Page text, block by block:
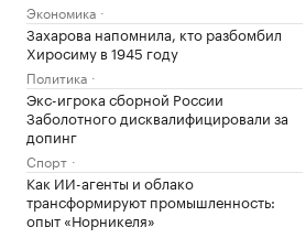
Экономика
Захарова напомнила, кто разбомбил
Хиросиму в 1945 году
Политика
Экс-игрока сборной России
Заболотного дисквалифицировали за
допинг
Спорт
Как ИИ-агенты и облако
трансформируют промышленность:
опыт «Норникеля»